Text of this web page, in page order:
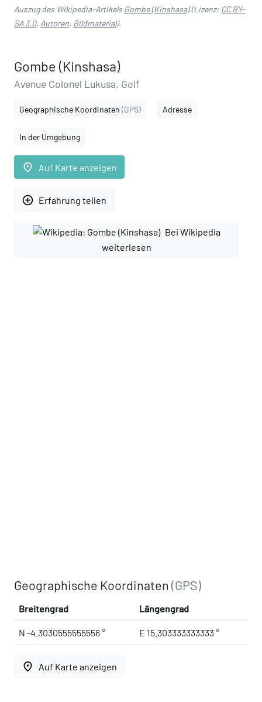
Auszug des Wikipedia-ArtikelsGombe (Kinshasa)(Lizenz: CC BY-
SA 3.0, Autoren, Bildmaterial).
Gombe (Kinshasa)
Avenue Colonel Lukusa, Golf
Geographische Koordinaten (GPS) Adresse
In der Umgebung
place Auf Karte anzeigen
add_circle_outline Erfahrung teilen
Bei Wikipedia
weiterlesen
Geographische Koordinaten(GPS)
Breitengrad Längengrad
N -4.3030555555556 ° E 15.303333333333 °
place Auf Karte anzeigen